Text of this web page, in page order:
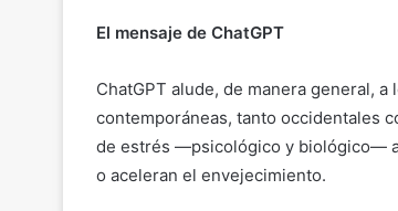
El mensaje de ChatGPT
ChatGPT alude, de manera general,
contemporáneas, tanto occidentales
de estrés —psicológico y biológico—
o aceleran el envejecimiento.